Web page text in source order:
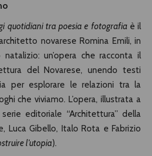
quotidiani tra poesia e fotografiaè il
novarese Romina Emili, in
un’opera che racconta il
del Novarese, unendo testi
per esplorare le relazioni tra la
che viviamo. L’opera, illustrata a
editoriale “Architettura” della
Luca Gibello, Italo Rota e Fabrizio
l’utopia).